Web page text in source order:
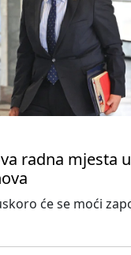
radna mjesta
će se moći